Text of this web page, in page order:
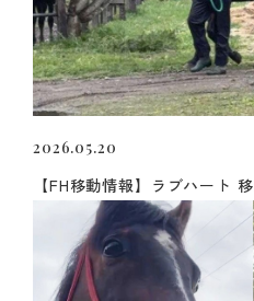
2026.05.20
【FH移動情報】ラブハート